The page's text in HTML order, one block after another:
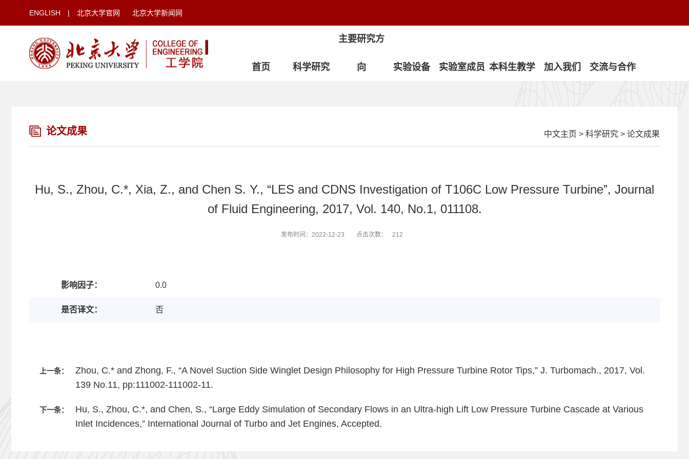
ENGLISH | 北京大学官网 北京大学新闻网
首页 科学研究
主要研究方
向 实验设备 实验室成员 本科生教学 加入我们 交流与合作
论文成果 中文主页 > 科学研究 > 论文成果
Hu, S., Zhou, C.*, Xia, Z., and Chen S. Y., “LES and CDNS Investigation of T106C Low Pressure Turbine”, Journal
of Fluid Engineering, 2017, Vol. 140, No.1, 011108.
发布时间：2022-12-23 点击次数： 212
影响因子： 0.0
是否译文： 否
上一条：
Zhou, C.* and Zhong, F., “A Novel Suction Side Winglet Design Philosophy for High Pressure Turbine Rotor Tips,” J. Turbomach., 2017, Vol.
139 No.11, pp:111002-111002-11.
下一条：
Hu, S., Zhou, C.*, and Chen, S., “Large Eddy Simulation of Secondary Flows in an Ultra-high Lift Low Pressure Turbine Cascade at Various
Inlet Incidences,” International Journal of Turbo and Jet Engines, Accepted.